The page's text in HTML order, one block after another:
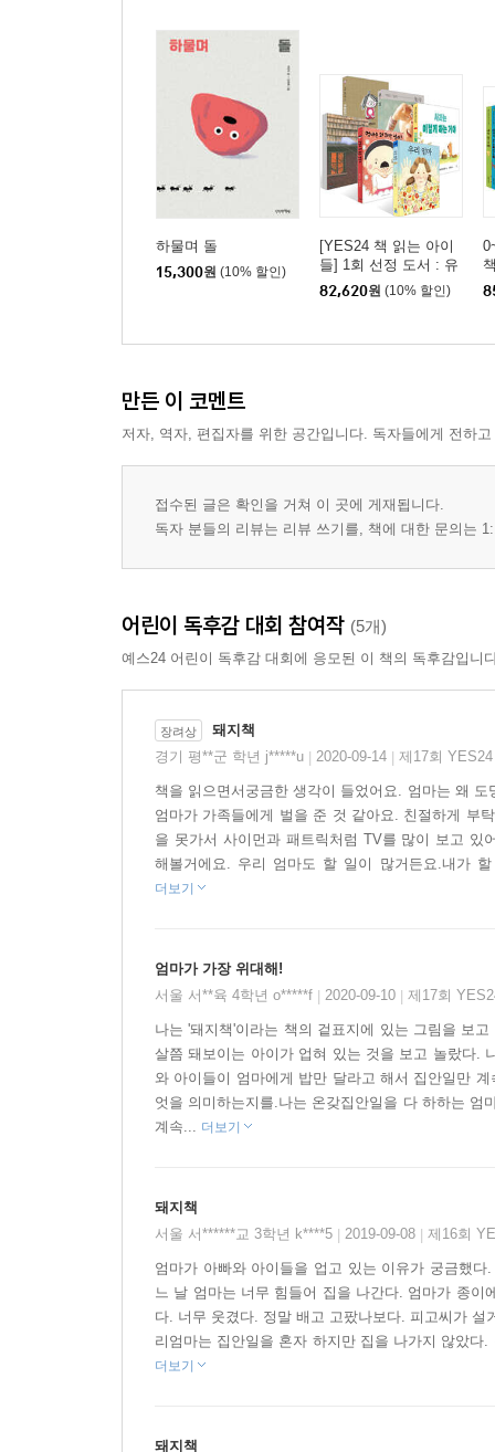
하물며 돌
15,300원 (10% 할인)
[YES24 책 읽는 아이
들] 1회 선정 도서 : 유
아 세트
82,620원 (10% 할인)
만든 이 코멘트
저자, 역자, 편집자를 위한 공간입니다. 독자들에게 전하
접수된 글은 확인을 거쳐 이 곳에 게재됩니다.
독자 분들의 리뷰는 리뷰 쓰기를, 책에 대한 문의는
어린이 독후감 대회 참여작 (5개)
예스24 어린이 독후감 대회에 응모된 이 책의 독후감입니
장려상
돼지책
경기 평**군 학년 j*****u
2020-09-14 제17회
책을 읽으면서궁금한 생각이 들었어요. 엄마는 왜
엄마가 가족들에게 벌을 준 것 같아요. 친절하게 부
을 못가서 사이먼과 패트릭처럼 TV를 많이 보고 있
해볼거에요. 우리 엄마도 할 일이 많거든요.내가
더보기
엄마가 가장 위대해!
서울 서**육 4학년 o*****f
2020-09-10 제17회
나는 '돼지책'이라는 책의 겉표지에 있는 그림을 보
살쯤 돼보이는 아이가 업혀 있는 것을 보고 놀랐다.
와 아이들이 엄마에게 밥만 달라고 해서 집안일만
엇을 의미하는지를.나는 온갖집안일을 다 하하는
계속... 더보기
돼지책
서울 서******교 3학년 k****5
2019-09-08 제16회
엄마가 아빠와 아이들을 업고 있는 이유가 궁금했
느 날 엄마는 너무 힘들어 집을 나간다. 엄마가 종
다. 너무 웃겼다. 정말 배고 고팠나보다. 피고씨가
리엄마는 집안일을 혼자 하지만 집을 나가지 않았
더보기
돼지책